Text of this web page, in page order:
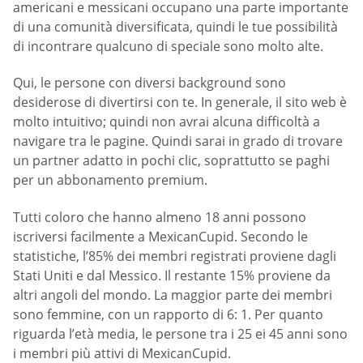
americani e messicani occupano una parte importante
di una comunità diversificata, quindi le tue possibilità
di incontrare qualcuno di speciale sono molto alte.
Qui, le persone con diversi background sono
desiderose di divertirsi con te. In generale, il sito web è
molto intuitivo; quindi non avrai alcuna difficoltà a
navigare tra le pagine. Quindi sarai in grado di trovare
un partner adatto in pochi clic, soprattutto se paghi
per un abbonamento premium.
Tutti coloro che hanno almeno 18 anni possono
iscriversi facilmente a MexicanCupid. Secondo le
statistiche, l’85% dei membri registrati proviene dagli
Stati Uniti e dal Messico. Il restante 15% proviene da
altri angoli del mondo. La maggior parte dei membri
sono femmine, con un rapporto di 6: 1. Per quanto
riguarda l’età media, le persone tra i 25 ei 45 anni sono
i membri più attivi di MexicanCupid.